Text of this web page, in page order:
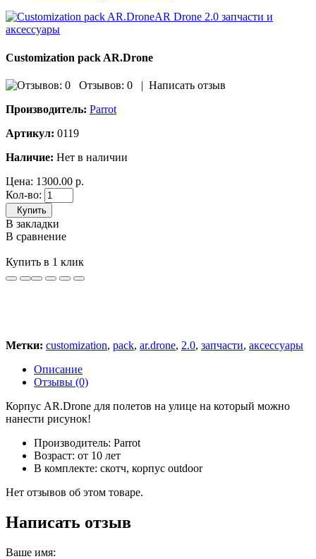
Customization pack AR.Drone
Отзывов: 0 | Написать отзыв
Производитель: Parrot
Артикул: 0119
Наличие: Нет в наличии
Цена: 1300.00 р.
Кол-во:
Купить
В закладки
В сравнение
Купить в 1 клик
Метки: customization, pack, ar.drone, 2.0, запчасти, аксессуары
Описание
Отзывы (0)
Корпус AR.Drone для полетов на улице на который можно
нанести рисунок!
Производитель: Parrot
Возраст: от 10 лет
В комплекте: скотч, корпус outdoor
Нет отзывов об этом товаре.
Написать отзыв
Ваше имя: